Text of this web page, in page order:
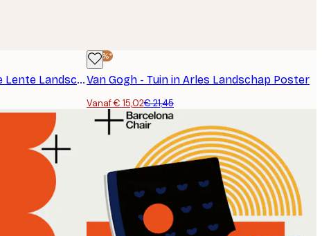
Van Gogh - Rivieroever in de Lente Landschap Poster
-30%*
Van Gogh - Tuin in Arles Landschap Poster
Vanaf € 15,02€ 21,45